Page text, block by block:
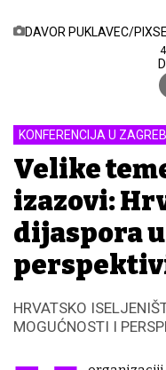
DAVOR PUKLAVEC/
KONFERENCIJA U
Velike
izazovi:
dijaspora
HRVATSKO
MOGUĆNOSTI I